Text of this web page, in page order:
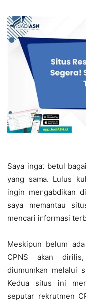
Saya ingat betul
yang sama. Lulus
ingin mengabdikan
saya memantau
mencari informasi
Meskipun belum
CPNS akan
diumumkan melalui
Kedua situs ini
seputar rekrutmen